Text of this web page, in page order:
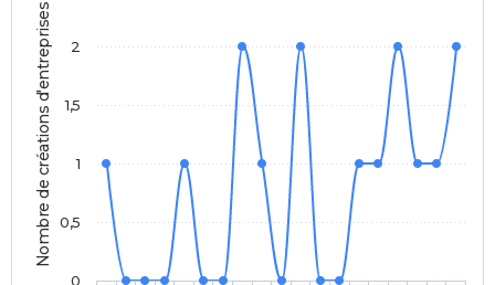
Nombre de créations d'entreprises
0
0,5
1
1,5
2